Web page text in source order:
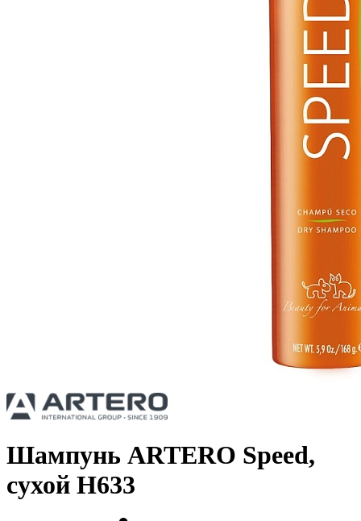
Шампунь ARTERO Speed,
сухой H633